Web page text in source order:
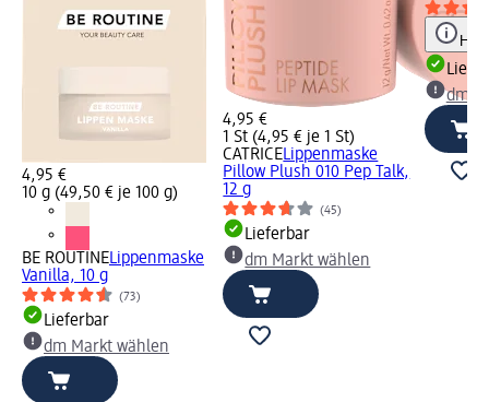
4,95 €
10 g (49,50 € je 100 g)
BE ROUTINELippenmaske
Vanilla, 10 g
(73)
Lieferbar
dm Markt wählen
4,95 €
1 St (4,95 € je 1 St)
CATRICELippenmaske
Pillow Plush 010 Pep Talk,
12 g
(45)
Lieferbar
dm Markt wählen
dm